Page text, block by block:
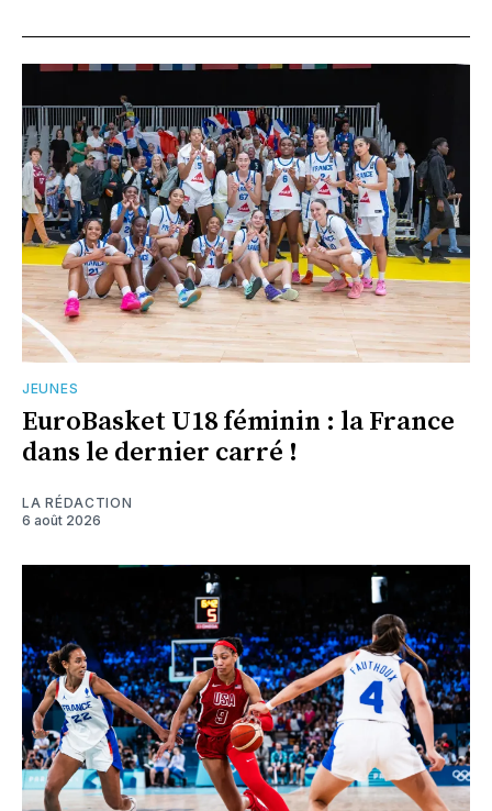
JEUNES
EuroBasket U18 féminin : la France
dans le dernier carré !
LA RÉDACTION
6 août 2026